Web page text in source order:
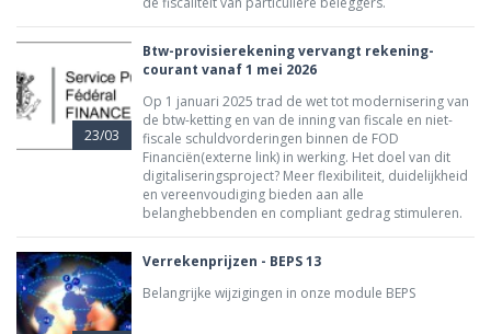
23/03
Btw-provisierekening vervangt rekening-
courant vanaf 1 mei 2026
Op 1 januari 2025 trad de wet tot modernisering van
de btw-ketting en van de inning van fiscale en niet-
fiscale schuldvorderingen binnen de FOD
Financiën(externe link) in werking. Het doel van dit
digitaliseringsproject? Meer flexibiliteit, duidelijkheid
en vereenvoudiging bieden aan alle
belanghebbenden en compliant gedrag stimuleren.
Verrekenprijzen - BEPS 13
Belangrijke wijzigingen in onze module BEPS